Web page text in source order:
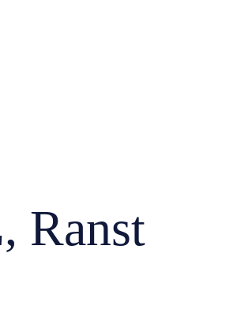
Ranst